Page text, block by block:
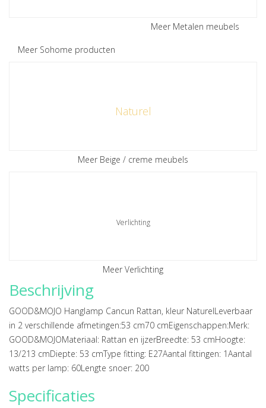
Meer Sohome producten
Meer Metalen meubels
Naturel
Meer Beige / creme meubels
Verlichting
Meer Verlichting
Beschrijving
GOOD&MOJO Hanglamp Cancun Rattan, kleur NaturelLeverbaar
in 2 verschillende afmetingen:53 cm70 cmEigenschappen:Merk:
GOOD&MOJOMateriaal: Rattan en ijzerBreedte: 53 cmHoogte:
13/213 cmDiepte: 53 cmType fitting: E27Aantal fittingen: 1Aantal
watts per lamp: 60Lengte snoer: 200
Specificaties